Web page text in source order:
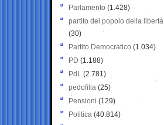
Parlamento (1.428)
partito del popolo della libertà
(30)
Partito Democratico (1.034)
PD (1.188)
PdL (2.781)
pedofilia (25)
Pensioni (129)
Politica (40.814)